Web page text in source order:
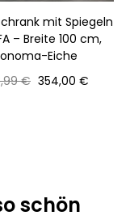
mit Spiegeln
– Breite 100 cm,
Eiche
€ Preis
354,00 €
schön